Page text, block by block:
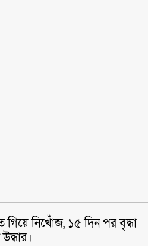
গিয়ে নিখোঁজ, ১৫ দিন পর বৃদ্ধা